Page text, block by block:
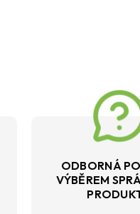
ODBORNÁ
VÝBĚREM